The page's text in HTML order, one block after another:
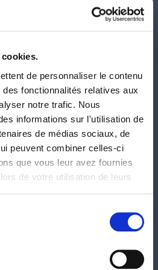
de personnaliser le contenu
fonctionnalités relatives aux
notre trafic. Nous
informations sur l'utilisation de
de médias sociaux, de
peuvent combiner celles-ci
que vous leur avez fournies
de votre utilisation de leurs
cours de l’été 2026. Ces
modifient la façon dont
les moteurs choisissent
vous y préparer
sans fondement.
AI Overviews…